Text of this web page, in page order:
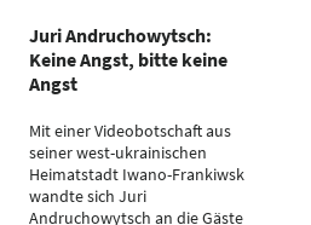
Juri Andruchowytsch:
Keine Angst, bitte keine
Angst
Mit einer Videobotschaft aus
seiner west-ukrainischen
Heimatstadt Iwano-Frankiwsk
wandte sich Juri
Andruchowytsch an die Gäste